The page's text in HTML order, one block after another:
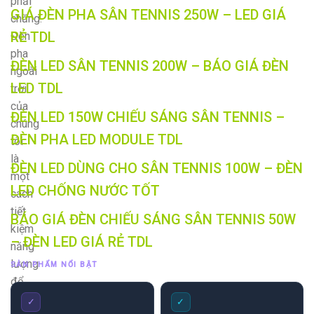
chăng.
Đèn
pha
ngoài
trời
của
chúng
tôi
là
một
cách
tiết
kiệm
năng
lượng
để
cung
GIÁ ĐÈN PHA SÂN TENNIS 250W – LED GIÁ
RẺ TDL
ĐÈN LED SÂN TENNIS 200W – BÁO GIÁ ĐÈN
LED TDL
ĐÈN LED 150W CHIẾU SÁNG SÂN TENNIS –
ĐÈN PHA LED MODULE TDL
ĐÈN LED DÙNG CHO SÂN TENNIS 100W – ĐÈN
LED CHỐNG NƯỚC TỐT
BÁO GIÁ ĐÈN CHIẾU SÁNG SÂN TENNIS 50W
– ĐÈN LED GIÁ RẺ TDL
SẢN PHẨM NỔI BẬT
✓ ✓